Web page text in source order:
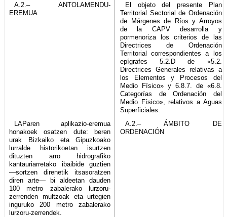
A.2.– ANTOLAMENDU-
EREMUA
El objeto del presente Plan
Territorial Sectorial de Ordenación
de Márgenes de Ríos y Arroyos
de la CAPV desarrolla y
pormenoriza los criterios de las
Directrices de Ordenación
Territorial correspondientes a los
epígrafes 5.2.D de «5.2.
Directrices Generales relativas a
los Elementos y Procesos del
Medio Físico» y 6.8.7. de «6.8.
Categorías de Ordenación del
Medio Físico», relativos a Aguas
Superficiales.
LAParen aplikazio-eremua
honakoek osatzen dute: beren
urak Bizkaiko eta Gipuzkoako
lurralde historikoetan isurtzen
dituzten arro hidrografiko
kantauriarretako ibaibide guztien
—sortzen direnetik itsasoratzen
diren arte— bi aldeetan dauden
100 metro zabalerako lurzoru-
zerrenden multzoak eta urtegien
inguruko 200 metro zabalerako
lurzoru-zerrendek.
A.2.– ÁMBITO DE
ORDENACIÓN